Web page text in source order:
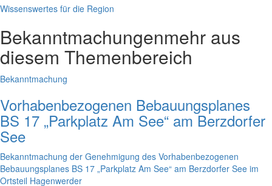
Wissenswertes für die Region
Bekanntmachungenmehr aus
diesem Themenbereich
Bekanntmachung
Vorhabenbezogenen Bebauungsplanes
BS 17 „Parkplatz Am See“ am Berzdorfer
See
Bekanntmachung der Genehmigung des Vorhabenbezogenen
Bebauungsplanes BS 17 „Parkplatz Am See“ am Berzdorfer See im
Ortsteil Hagenwerder